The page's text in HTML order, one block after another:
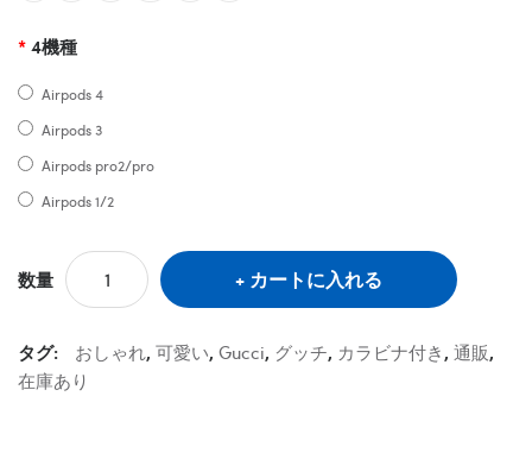
4機種
Airpods 4
Airpods 3
Airpods pro2/pro
Airpods 1/2
数量 カートに入れる
タグ: おしゃれ, 可愛い, Gucci, グッチ, カラビナ付き, 通販,
在庫あり